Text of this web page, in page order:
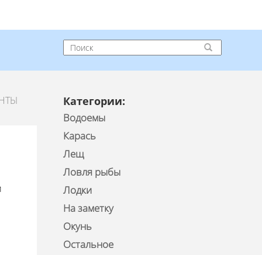
Категории:
Водоемы
Карась
Лещ
Ловля рыбы
Лодки
На заметку
Окунь
Остальное